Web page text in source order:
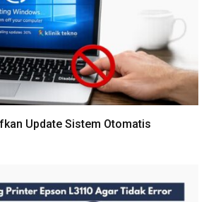
Update Sistem Otomatis